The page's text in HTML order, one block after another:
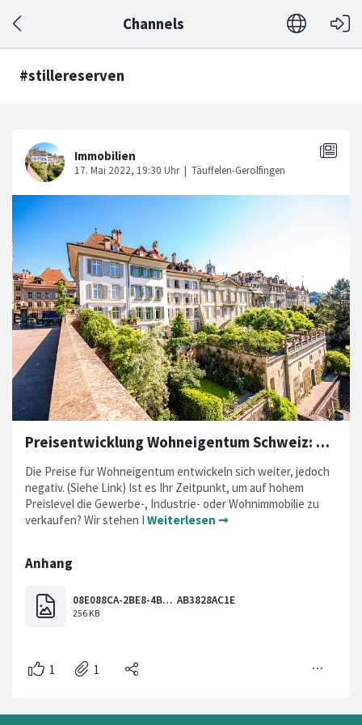
Channels
#stillereserven
Preisentwicklung Wohneigentum Schweiz: Update Mai 2022
Die Preise für Wohneigentum entwickeln sich weiter, jedoch
negativ. (Siehe Link) Ist es Ihr Zeitpunkt, um auf hohem
Preislevel die Gewerbe-, Industrie- oder Wohnimmobilie zu
verkaufen? Wir stehen I Weiterlesen ➞